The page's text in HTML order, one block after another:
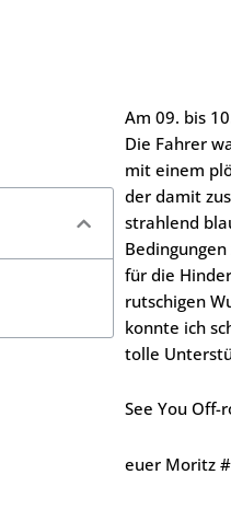
Am 09. bis
Die Fahrer
mit einem
der damit
strahlend
für die
rutschigen
konnte ich
tolle
See You Off-
euer Moritz